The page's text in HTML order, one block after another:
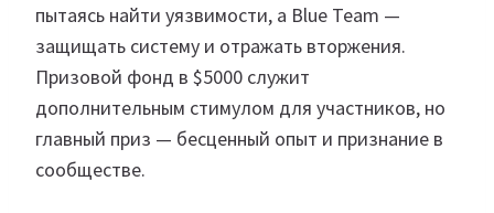
пытаясь найти уязвимости, а Blue Team —
защищать систему и отражать вторжения.
Призовой фонд в $5000 служит
дополнительным стимулом для участников, но
главный приз — бесценный опыт и признание в
сообществе.